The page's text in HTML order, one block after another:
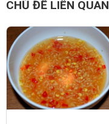
CHỦ ĐỀ LIÊN QUAN